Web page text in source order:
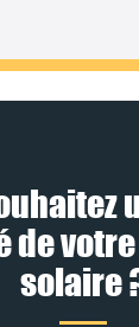
de
solaire